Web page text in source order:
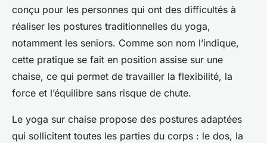
conçu pour les personnes qui ont des difficultés à
réaliser les postures traditionnelles du yoga,
notamment les seniors. Comme son nom l’indique,
cette pratique se fait en position assise sur une
chaise, ce qui permet de travailler la flexibilité, la
force et l’équilibre sans risque de chute.
Le yoga sur chaise propose des postures adaptées
qui sollicitent toutes les parties du corps : le dos, la